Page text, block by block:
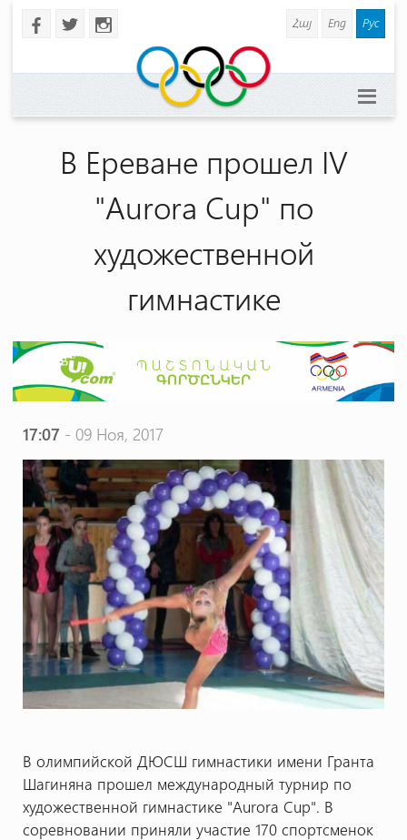
b a x Հայ Eng Рус
В Ереване прошел IV
"Aurora Cup" по
художественной
гимнастике
17:07 - 09 Ноя, 2017
В олимпийской ДЮСШ гимнастики имени Гранта
Шагиняна прошел международный турнир по
художественной гимнастике "Aurora Cup". В
соревновании приняли участие 170 спортсменок